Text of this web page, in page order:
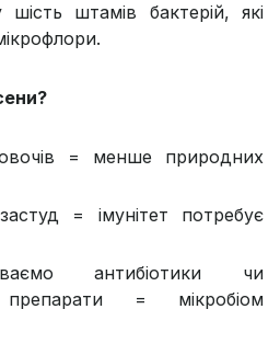
шість штамів бактерій, які
= менше природних
= імунітет потребує
антибіотики чи
препарати = мікробіом